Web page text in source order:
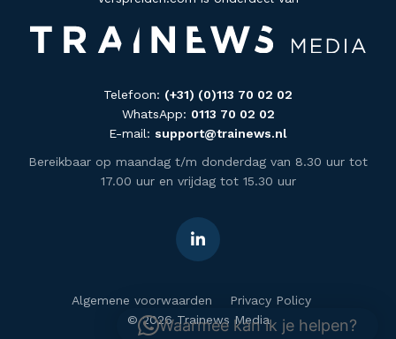
Telefoon: (+31) (0)113 70 02 02
WhatsApp: 0113 70 02 02
E-mail: support@trainews.nl
Bereikbaar op maandag t/m donderdag van 8.30 uur tot
17.00 uur en vrijdag tot 15.30 uur
Algemene voorwaarden
Privacy Policy
© 2026 Trainews Media
Waarmee kan ik je helpen?